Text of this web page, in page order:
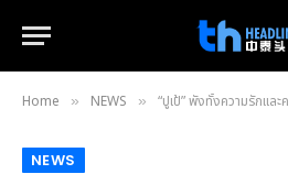
Home » NEWS » “ปูเป้” พังทั้งความรักและความไว้ใจ หลังประ
NEWS